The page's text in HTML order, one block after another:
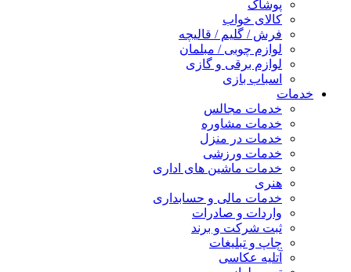
پوشاک
کالای خواب
فرش / گلیم / قالیچه
لوازم چوبی / مبلمان
لوازم برقی و گازی
اسباب بازی
خدمات
خدمات مجالس
خدمات مشاوره
خدمات در منزل
خدمات ورزشی
خدمات ماشین های اداری
هنری
خدمات مالی و حسابداری
واردات و صادرات
ثبت شرکت و برند
چاپ و تبلیغات
آتلیه عکاسی